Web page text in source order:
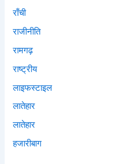
राँची
राजीनीति
रामगढ़
राष्ट्रीय
लाइफस्टाइल
लातेहार
लातेहार
हजारीबाग